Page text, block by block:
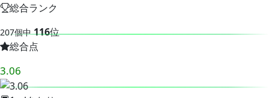
総合ランク
207個中 116位
総合点
3.06